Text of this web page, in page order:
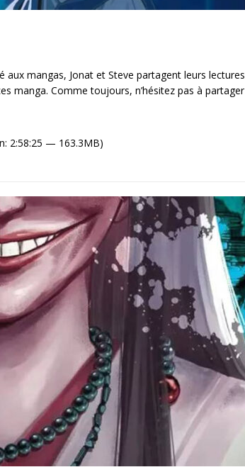
mangas, Jonat et Steve partagent leurs lectures
manga. Comme toujours, n’hésitez pas à partager
2:58:25 — 163.3MB)